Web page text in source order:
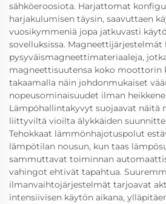
sähköeroosiota. Harjattomat
harjakulumisen täysin, saavuttaen
vuosikymmeniä jopa jatkuvasti
sovelluksissa.
pysyväismagneettimateriaaleja,
magneettisuutensa koko moottorin
takaamalla näin johdonmukaiset
nopeusominaisuudet ilman
Lämpöhallintakyvyt suojaavat
liittyviltä vioilta älykkäiden
Tehokkaat lämmönhajotuspolut
lämpötilan nousun, kun taas
sammuttavat toiminnan
vahingot ehtivät tapahtua.
ilmanvaihtojärjestelmät tarjoavat
intensiivisen käytön aikana,